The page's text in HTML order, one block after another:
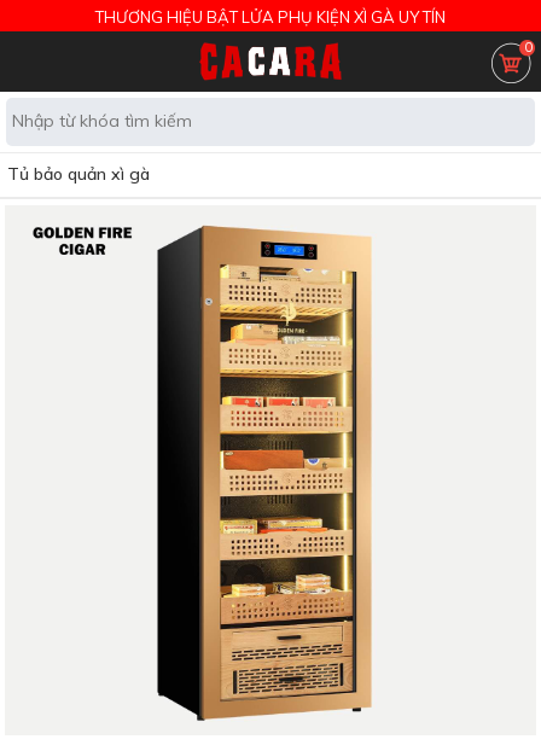
THƯƠNG HIỆU BẬT LỬA PHỤ KIỆN XÌ GÀ UY TÍN
0
Tủ bảo quản xì gà